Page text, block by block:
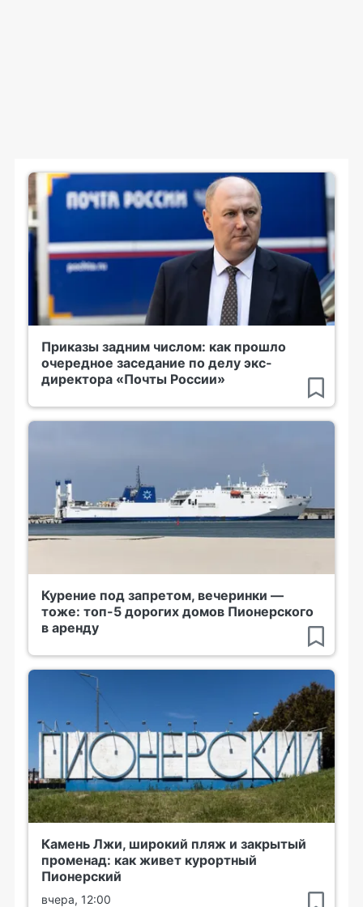
Приказы задним числом: как прошло
очередное заседание по делу экс-
директора «Почты России»
Курение под запретом, вечеринки —
тоже: топ-5 дорогих домов Пионерского
в аренду
Камень Лжи, широкий пляж и закрытый
променад: как живет курортный
Пионерский
вчера, 12:00